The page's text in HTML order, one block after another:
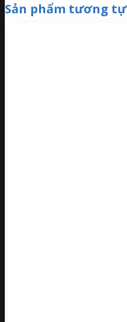
Sản phẩm tương tự